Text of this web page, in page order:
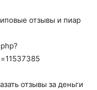
отзывы и пиар
отзывы за деньги